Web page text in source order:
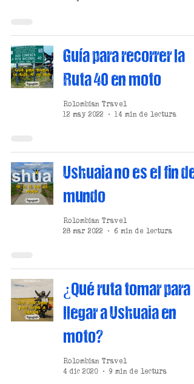
Guía para recorrer la
Ruta 40 en moto
Rolombian Travel
12 may 2022
14 min de lectura
Ushuaia no es el fin del
mundo
Rolombian Travel
28 mar 2022
6 min de lectura
¿Qué ruta tomar para
llegar a Ushuaia en
moto?
Rolombian Travel
4 dic 2020
9 min de lectura